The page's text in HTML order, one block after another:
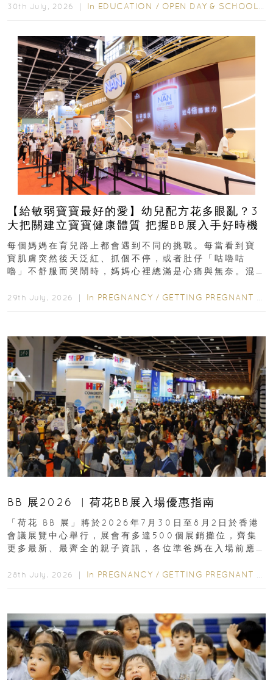
30th July, 2026 ｜ In EDUCATION / OPEN DAY & SCHOOL EVENTS
【給敏弱寶寶最好的愛】幼兒配方花多眼亂？3
大把關建立寶寶健康體質 把握BB展入手好時機
每個媽媽在育兒路上都會遇到不同的挑戰。每當看到寶
寶肌膚突然後天泛紅、抓個不停，或者肚仔「咕嚕咕
嚕」不舒服而哭鬧時，媽媽心裡總滿是心痛與無奈。混
29th July, 2026 ｜ In PREGNANCY / GETTING PREGNANT
BB 展2026 ︳荷花BB展入場優惠指南
「荷花 BB 展」將於2026年7月30日至8月2日於香港
會議展覽中心舉行，展會有多達500個展銷攤位，齊集
更多最新、最齊全的親子資訊，各位準爸媽在入場前應
28th July, 2026 ｜ In PREGNANCY / GETTING PREGNANT